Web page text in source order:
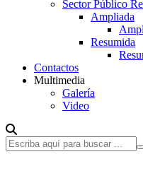
Sector Público
Ampliada
Resumida
Contactos
Multimedia
Galería
Video